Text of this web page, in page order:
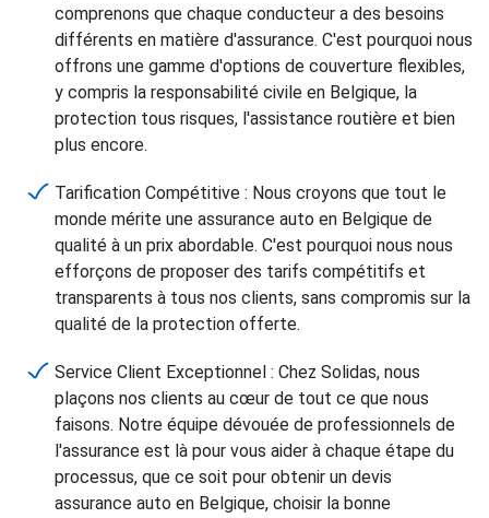
comprenons que chaque conducteur a des besoins
différents en matière d'assurance. C'est pourquoi nous
offrons une gamme d'options de couverture flexibles,
y compris la responsabilité civile en Belgique, la
protection tous risques, l'assistance routière et bien
plus encore.
Tarification Compétitive : Nous croyons que tout le
monde mérite une assurance auto en Belgique de
qualité à un prix abordable. C'est pourquoi nous nous
efforçons de proposer des tarifs compétitifs et
transparents à tous nos clients, sans compromis sur la
qualité de la protection offerte.
Service Client Exceptionnel : Chez Solidas, nous
plaçons nos clients au cœur de tout ce que nous
faisons. Notre équipe dévouée de professionnels de
l'assurance est là pour vous aider à chaque étape du
processus, que ce soit pour obtenir un devis
assurance auto en Belgique, choisir la bonne